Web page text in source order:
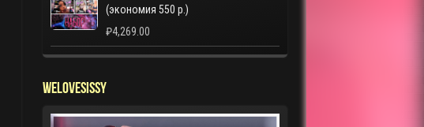
(экономия 550 р.)
₽4,269.00
WELOVESISSY